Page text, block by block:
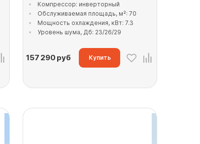
Компрессор: инверторный
Обслуживаемая площадь, м²: 70
Мощность охлаждения, кВт: 7.3
Уровень шума, Дб: 23/26/29
157 290 руб Купить